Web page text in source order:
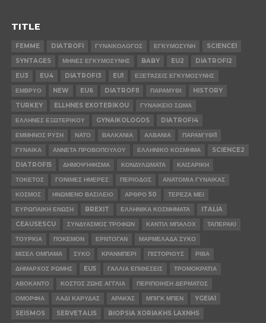
TITLE
FEMME DIATROFI ΓΥΝΑΙΚΟΛΟΓΟΣ ΕΓΚΥΜΟΣΥΝΗ
SCIENCE1
SYNTAGES
ΜΗΝΕΣ ΕΓΚΥΜΟΣΥΝΗΣ BABY EU2
DIATROFI2
EU3
EU4 DIATROFI3 EU1
ΕΞΕΤΆΣΕΙΣ ΕΓΚΥΜΟΣΥΝΗΣ
ΕΜΒΡΥΟ
NEW EU6 DIATROFI1 ΠΑΡΑΜΥΘΙ
HISTORY
TURKEY
ELLHNES EXOTERIKOU
ΓΥΝΑΙΚΕΙΟ ΣΩΜΑ
ΕΛΛΗΝΕΣ ΕΞΩΤΕΡΙΚΟΥ
GYNAIKOLOGOS
DIATROFI4
ΕΜΜΗΝΟΣ ΡΥΣΗ
ΝΑΤΟ ΒΑΛΚΑΝΙΑ ΑΛΒΑΝΙΑ
ΠΑΡΑΜΎΘΙ1
ΓΥΝΑΙΚΑ
ΑΝΝΕΤΑ ΠΡΟΒΟΠΟΥΛΟΥ ΕΛΛΗΝΙΚΟ ΚΟΣΜΗΜΑ
SCIENCE2
DIATROFI5
ΔΗΜΟΨΉΦΙΣΜΑ ΚΟΝΔΥΛΩΜΑΤΑ
ΚΑΙΣΑΡΙΚΗ
ΤΟΚΕΤΟΣ
ΓΟΝΙΜΕΣ ΗΜΕΡΕΣ ΠΕΡΙΟΔΟΣ
ΑΝΑΤΟΜΙΑ ΓΥΝΑΙΚΑΣ
ΚΟΣΜΟΣ
ΗΝΩΜΕΝΟ ΒΑΣΙΛΕΙΟ ΑΡΘΡΟ 50
ΤΕΡΕΖΑ ΜΕΙ
ΕΥΡΩΠΑΙΚΗ ΕΝΩΣΗ
BREXIT ΕΛΛΗΝΙΚΑ ΚΟΣΜΗΜΑΤΑ
ITALIA
CEAUSESCU
ΣΥΝΔΥΑΣΜΟΣ ΤΡΟΦΩΝ ΚΑΝΤΙΛ ΜΠΑΛΟΧ
ΤΑΠΕΡΑΚΙ
ΤΟΥΡΚΙΑ
ΠΟΚΕΜΟΝ ΕΡΝΤΟΓΑΝ
ΜΑΡΜΕΛΑΔΑ ΣΥΚΟ
ΜΙΣΕΛ ΟΜΠΑΜΑ
ΣΥΚΟ ΚΡΑΝΜΠΕΡΙ ΠΙΣΤΟΡΙΟΥΣ
ΡΙΒΑ
ΔΗΜΑΡΧΟΣ ΡΩΜΗΣ
EU5 ΓΑΛΛΙΑ ΕΠΙΘΕΣΕΙΣ
ΤΡΟΜΟΚΡΑΤΙΑ
ΑΒΟΚΑΝΤΟ
ΚΟΣΤΟΣ ΖΩΗΣ ΑΓΓΛΙΑ
ΠΕΡΙΠΟΙΗΣΗ ΔΕΡΜΑΤΟΣ
ΟΜΟΡΦΙΑ
ΛΑΔΙ ΚΑΡΥΔΑΣ ΑΡΑΚΆΣ ΜΠΙΓΚ ΜΠΕΝ
YGEIA1
SEISMOS
SERVETALIS
BIOPSIA XORIAKHS LAXNHS